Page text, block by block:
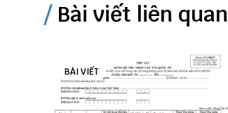
Bài viết liên quan
BÀI VIẾT